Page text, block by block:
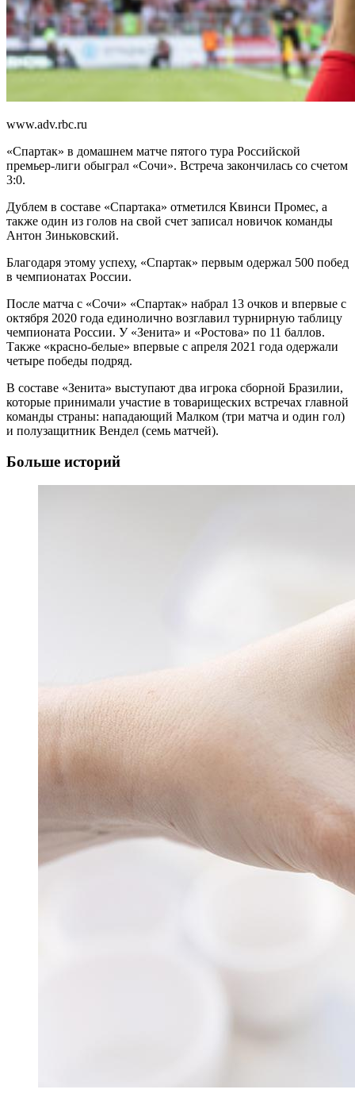
www.adv.rbc.ru
«Спартак» в домашнем матче пятого тура Российской
премьер-лиги обыграл «Сочи». Встреча закончилась со счетом
3:0.
Дублем в составе «Спартака» отметился Квинси Промес, а
также один из голов на свой счет записал новичок команды
Антон Зиньковский.
Благодаря этому успеху, «Спартак» первым одержал 500 побед
в чемпионатах России.
После матча с «Сочи» «Спартак» набрал 13 очков и впервые с
октября 2020 года единолично возглавил турнирную таблицу
чемпионата России. У «Зенита» и «Ростова» по 11 баллов.
Также «красно-белые» впервые с апреля 2021 года одержали
четыре победы подряд.
В составе «Зенита» выступают два игрока сборной Бразилии,
которые принимали участие в товарищеских встречах главной
команды страны: нападающий Малком (три матча и один гол)
и полузащитник Вендел (семь матчей).
Больше историй